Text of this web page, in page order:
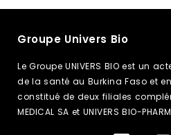
Groupe Univers Bio
Le Groupe UNIVERS BIO est un
de la santé au Burkina Faso et
constitué de deux filiales
MEDICAL SA et UNIVERS BIO-